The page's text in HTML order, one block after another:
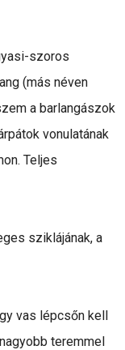
szoros
(más néven
a barlangászok
vonulatának
Teljes
sziklájának, a
vas lépcsőn kell
teremmel